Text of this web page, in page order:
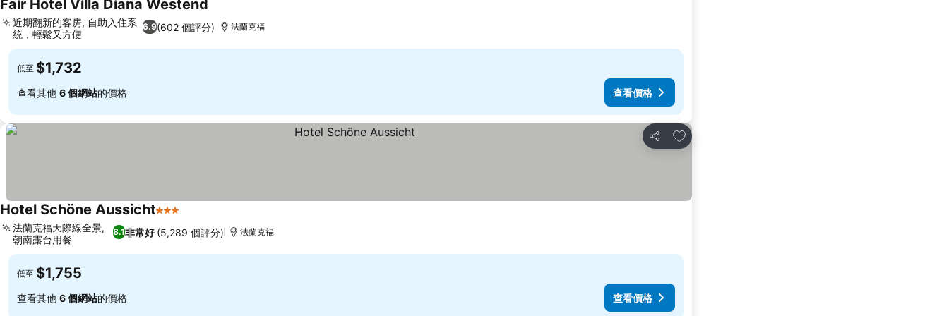
Fair Hotel Villa Diana Westend
6.9(602 個評分)
近期翻新的客房, 自助入住系
統，輕鬆又方便
法蘭克福
低至 $1,732
查看其他 6 個網站的價格 查看價格
分享
加入我的最愛
Hotel Schöne Aussicht3 星級
8.1非常好 (5,289 個評分)
法蘭克福天際線全景,
朝南露台用餐
法蘭克福
低至 $1,755
查看其他 6 個網站的價格 查看價格